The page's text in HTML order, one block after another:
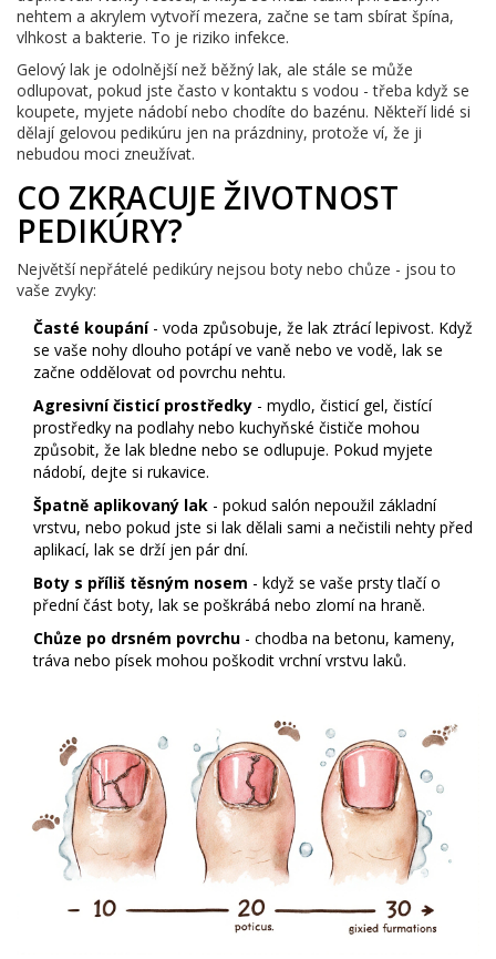
nehtem a akrylem vytvoří mezera, začne se tam sbírat špína,
vlhkost a bakterie. To je riziko infekce.
Gelový lak je odolnější než běžný lak, ale stále se může
odlupovat, pokud jste často v kontaktu s vodou - třeba když se
koupete, myjete nádobí nebo chodíte do bazénu. Někteří lidé si
dělají gelovou pedikúru jen na prázdniny, protože ví, že ji
nebudou moci zneužívat.
CO ZKRACUJE ŽIVOTNOST
PEDIKÚRY?
Největší nepřátelé pedikúry nejsou boty nebo chůze - jsou to
vaše zvyky:
Časté koupání- voda způsobuje, že lak ztrácí lepivost. Když
se vaše nohy dlouho potápí ve vaně nebo ve vodě, lak se
začne oddělovat od povrchu nehtu.
Agresivní čisticí prostředky - mydlo, čisticí gel, čistící
prostředky na podlahy nebo kuchyňské čističe mohou
způsobit, že lak bledne nebo se odlupuje. Pokud myjete
nádobí, dejte si rukavice.
Špatně aplikovaný lak - pokud salón nepoužil základní
vrstvu, nebo pokud jste si lak dělali sami a nečistili nehty před
aplikací, lak se drží jen pár dní.
Boty s příliš těsným nosem - když se vaše prsty tlačí o
přední část boty, lak se poškrábá nebo zlomí na hraně.
Chůze po drsném povrchu - chodba na betonu, kameny,
tráva nebo písek mohou poškodit vrchní vrstvu laků.